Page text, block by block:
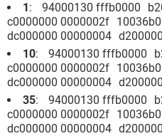
1: 94000130 fffb0000
c0000000 0000002f
dc000000 00000004
10: 94000130 fffb0000
c0000000 0000002f
dc000000 00000004
35: 94000130 fffb0000
c0000000 0000002f
dc000000 00000004